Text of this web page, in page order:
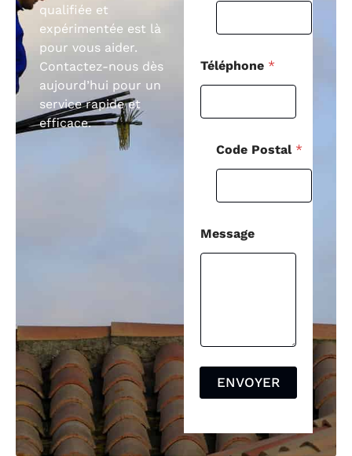
qualifiée et
expérimentée est là
pour vous aider.
Contactez-nous dès
aujourd’hui pour un
service rapide et
efficace.
Téléphone *
Code Postal *
Message
ENVOYER